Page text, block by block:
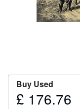
Buy Used
Price
£ 176.76